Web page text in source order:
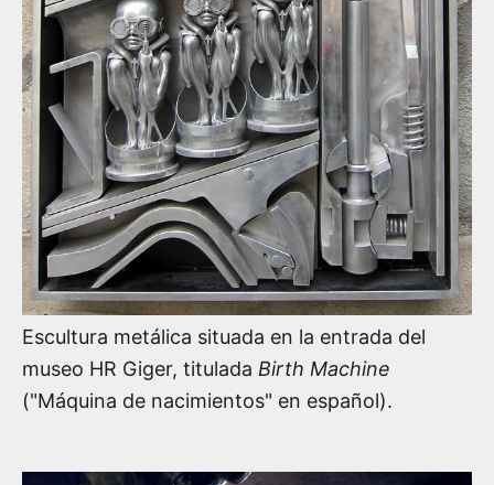
Escultura metálica situada en la entrada del
museo HR Giger, titulada Birth Machine
("Máquina de nacimientos" en español).